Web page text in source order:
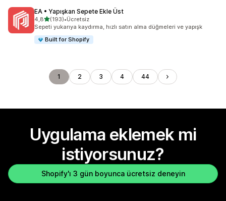
EA • Yapışkan Sepete Ekle Üst
4,85 yıldız üzerinden
(193)
toplam 193 değerlendirme
•Ücretsiz
Sepeti yukarıya kaydırma, hızlı satın alma düğmeleri ve yapışk
Built for Shopify
1 2 3 4 44
Uygulama eklemek mi
istiyorsunuz?
Shopify'ı 3 gün boyunca ücretsiz deneyin